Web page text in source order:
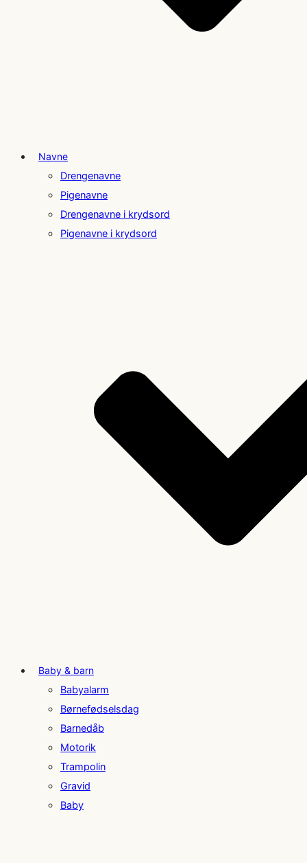
Navne
Drengenavne
Pigenavne
Drengenavne i krydsord
Pigenavne i krydsord
Baby & barn
Babyalarm
Børnefødselsdag
Barnedåb
Motorik
Trampolin
Gravid
Baby